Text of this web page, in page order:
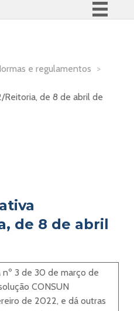
Participe
e regulamentos >
de 8 de abril de
de 8 de abril
3 de 30 de março de
CONSUN
de 2022, e dá outras